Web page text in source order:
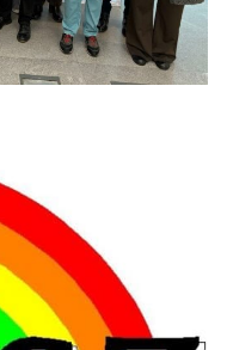
un projet Erasmus
sur l'éducation
entre la France…